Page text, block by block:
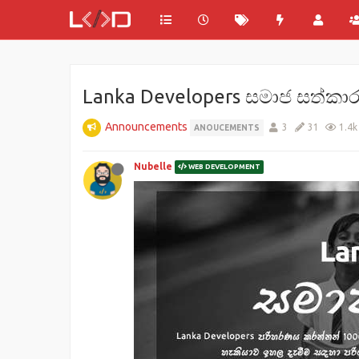
Lanka Developers සමාජ
Announcements ANOUCEMENTS 3 31 1.4k
Nubelle WEB DEVELOPMENT